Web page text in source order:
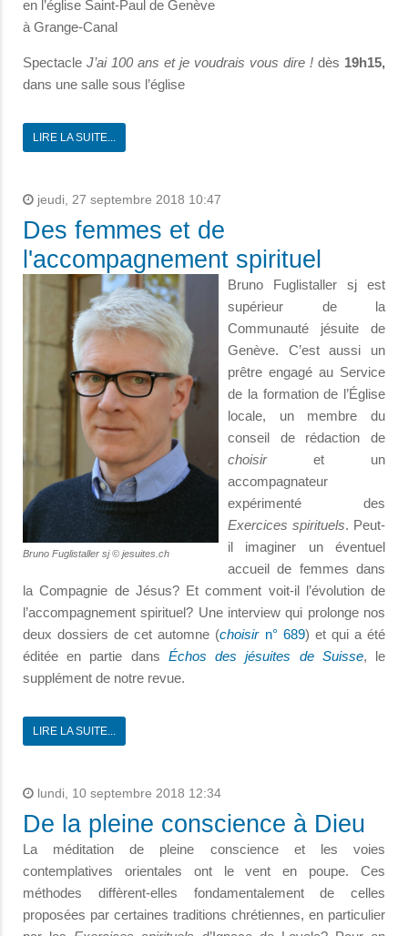
en l’église Saint-Paul de Genève
à Grange-Canal
Spectacle J’ai 100 ans et je voudrais vous dire ! dès 19h15,
dans une salle sous l’église
LIRE LA SUITE...
jeudi, 27 septembre 2018 10:47
Des femmes et de
l'accompagnement spirituel
Bruno Fuglistaller sj © jesuites.ch
Bruno Fuglistaller sj est
supérieur de la
Communauté jésuite de
Genève. C’est aussi un
prêtre engagé au Service
de la formation de l’Église
locale, un membre du
conseil de rédaction de
choisir et un
accompagnateur
expérimenté des
Exercices spirituels. Peut-
il imaginer un éventuel
accueil de femmes dans
la Compagnie de Jésus? Et comment voit-il l’évolution de
l’accompagnement spirituel? Une interview qui prolonge nos
deux dossiers de cet automne (choisirn° 689) et qui a été
éditée en partie dans Échos des jésuites de Suisse, le
supplément de notre revue.
LIRE LA SUITE...
lundi, 10 septembre 2018 12:34
De la pleine conscience à Dieu
La méditation de pleine conscience et les voies
contemplatives orientales ont le vent en poupe. Ces
méthodes diffèrent-elles fondamentalement de celles
proposées par certaines traditions chrétiennes, en particulier